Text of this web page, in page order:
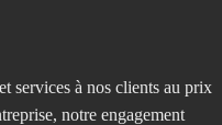
services à nos clients au prix
notre engagement